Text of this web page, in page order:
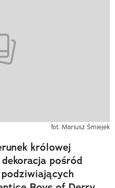
fot. Mariusz Śmiejek
królowej
pośród